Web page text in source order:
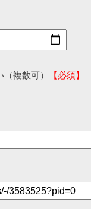
複数可）
【必須】